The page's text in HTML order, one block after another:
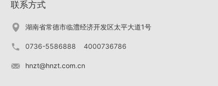
装载有防弹防刺芯片，同时
盾、手铐、催泪剂、执法记
录仪、肩灯等其他常规制式
盾。适用于武警、安全保卫
人员、首长的秘书、司机、
联系方式
湖南省常德市临澧经济开发区太平大道1号
0736-5586888 4000736786
hnzt@hnzt.com.cn